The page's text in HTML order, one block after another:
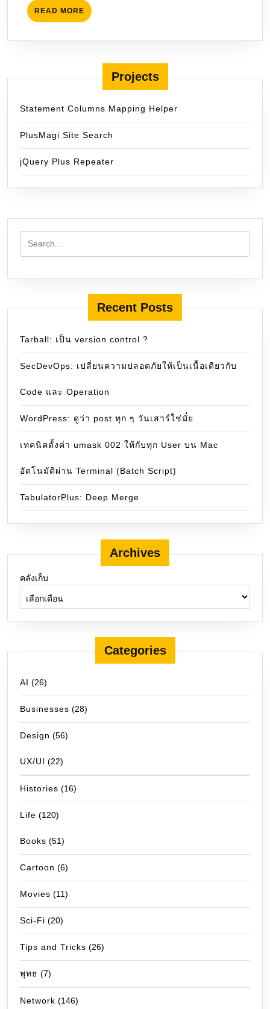
READ MORE READ
MORE
Projects
Statement Columns Mapping Helper
PlusMagi Site Search
jQuery Plus Repeater
Recent Posts
Tarball: เป็น version control ?
SecDevOps: เปลี่ยนความปลอดภัยให้เป็นเนื้อเดียวกับ
Code และ Operation
WordPress: ดูว่า post ทุก ๆ วันเสาร์ใช่มั๋ย
เทคนิคตั้งค่า umask 002 ให้กับทุก User บน Mac
อัตโนมัติผ่าน Terminal (Batch Script)
TabulatorPlus: Deep Merge
Archives
คลังเก็บ
Categories
AI (26)
Businesses (28)
Design (56)
UX/UI (22)
Histories (16)
Life (120)
Books (51)
Cartoon (6)
Movies (11)
Sci-Fi (20)
Tips and Tricks (26)
พุทธ (7)
Network (146)